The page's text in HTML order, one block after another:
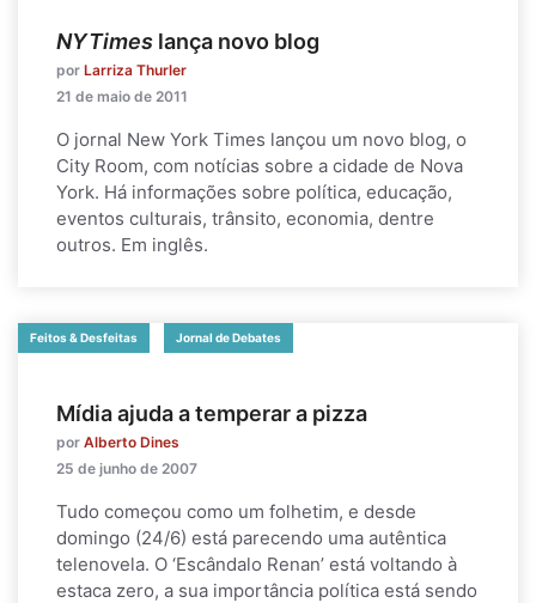
NYTimes lança novo blog
por Larriza Thurler
21 de maio de 2011
O jornal New York Times lançou um novo blog, o
City Room, com notícias sobre a cidade de Nova
York. Há informações sobre política, educação,
eventos culturais, trânsito, economia, dentre
outros. Em inglês.
Feitos & Desfeitas Jornal de Debates
Mídia ajuda a temperar a pizza
por Alberto Dines
25 de junho de 2007
Tudo começou como um folhetim, e desde
domingo (24/6) está parecendo uma autêntica
telenovela. O ‘Escândalo Renan’ está voltando à
estaca zero, a sua importância política está sendo